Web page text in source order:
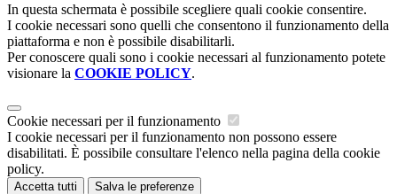
In questa schermata è possibile scegliere quali cookie consentire.
I cookie necessari sono quelli che consentono il funzionamento della
piattaforma e non è possibile disabilitarli.
Per conoscere quali sono i cookie necessari al funzionamento potete
visionare la COOKIE POLICY.
Cookie necessari per il funzionamento
I cookie necessari per il funzionamento non possono essere
disabilitati. È possibile consultare l'elenco nella pagina della cookie
policy.
Accetta tutti Salva le preferenze